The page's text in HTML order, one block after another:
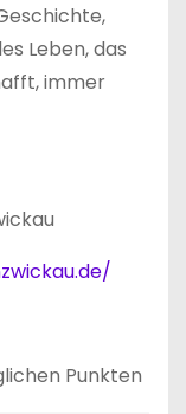
Leben, das
immer
Punkten